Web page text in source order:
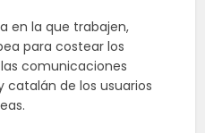
en la que trabajen,
para costear los
comunicaciones
catalán de los usuarios